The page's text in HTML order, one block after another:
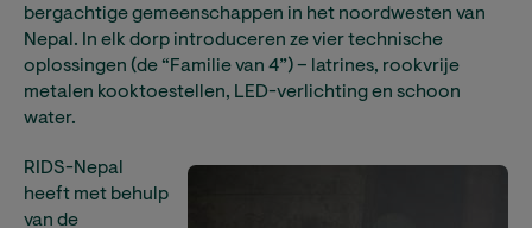
bergachtige gemeenschappen in het noordwesten van
Nepal. In elk dorp introduceren ze vier technische
oplossingen (de “Familie van 4”) – latrines, rookvrije
metalen kooktoestellen, LED-verlichting en schoon
water.
RIDS-Nepal
heeft met behulp
van de